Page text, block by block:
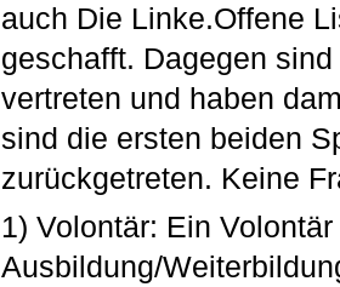
auch Die Linke.Offene
geschafft. Dagegen
vertreten und haben
sind die ersten beiden
zurückgetreten. Keine
1) Volontär: Ein
Ausbildung/